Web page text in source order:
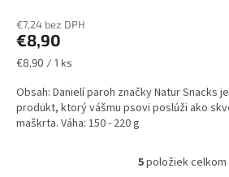
€7,24 bez DPH
€8,90
Jednotková
€8,90 / 1 ks
Obsah: Danielí paroh značky Natur Snacks
produkt, ktorý vášmu psovi poslúži ako
maškrta. Váha: 150 - 220 g
O
5položiek celkom